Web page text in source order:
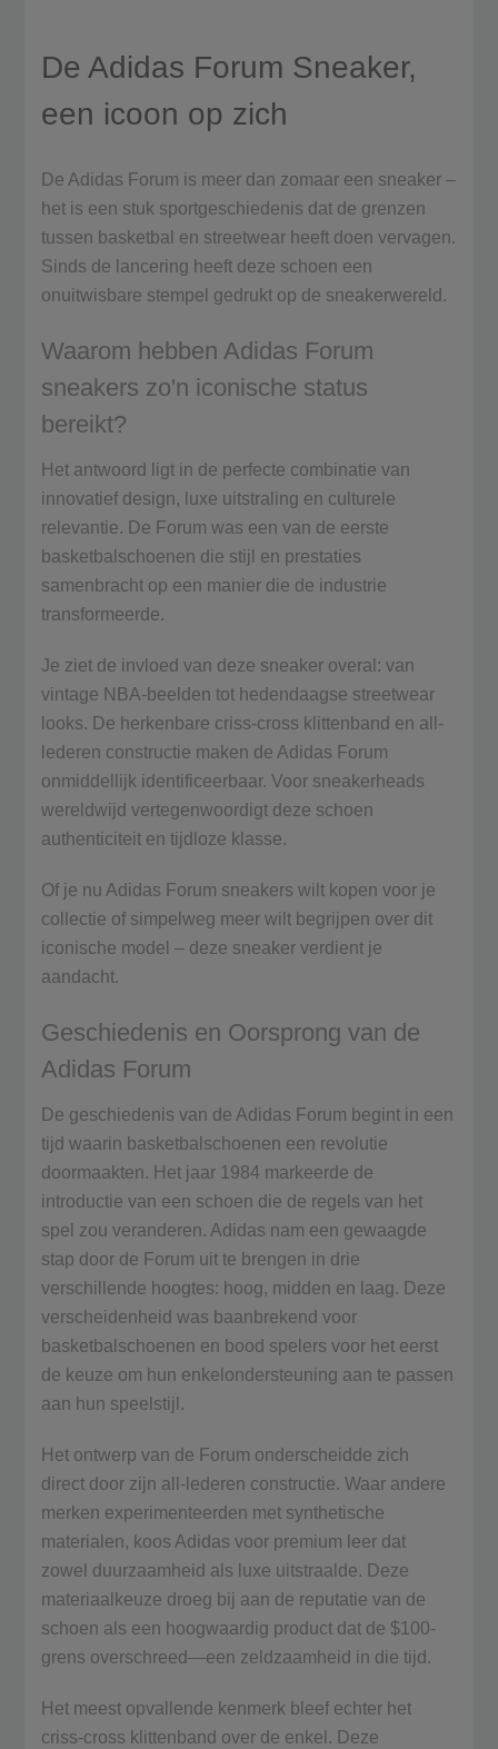
De Adidas Forum Sneaker,
een icoon op zich
De Adidas Forum is meer dan zomaar een sneaker –
het is een stuk sportgeschiedenis dat de grenzen
tussen basketbal en streetwear heeft doen vervagen.
Sinds de lancering heeft deze schoen een
onuitwisbare stempel gedrukt op de sneakerwereld.
Waarom hebben Adidas Forum
sneakers zo'n iconische status
bereikt?
Het antwoord ligt in de perfecte combinatie van
innovatief design, luxe uitstraling en culturele
relevantie. De Forum was een van de eerste
basketbalschoenen die stijl en prestaties
samenbracht op een manier die de industrie
transformeerde.
Je ziet de invloed van deze sneaker overal: van
vintage NBA-beelden tot hedendaagse streetwear
looks. De herkenbare criss-cross klittenband en all-
lederen constructie maken de Adidas Forum
onmiddellijk identificeerbaar. Voor sneakerheads
wereldwijd vertegenwoordigt deze schoen
authenticiteit en tijdloze klasse.
Of je nu Adidas Forum sneakers wilt kopen voor je
collectie of simpelweg meer wilt begrijpen over dit
iconische model – deze sneaker verdient je
aandacht.
Geschiedenis en Oorsprong van de
Adidas Forum
De geschiedenis van de Adidas Forum begint in een
tijd waarin basketbalschoenen een revolutie
doormaakten. Het jaar 1984 markeerde de
introductie van een schoen die de regels van het
spel zou veranderen. Adidas nam een gewaagde
stap door de Forum uit te brengen in drie
verschillende hoogtes: hoog, midden en laag. Deze
verscheidenheid was baanbrekend voor
basketbalschoenen en bood spelers voor het eerst
de keuze om hun enkelondersteuning aan te passen
aan hun speelstijl.
Het ontwerp van de Forum onderscheidde zich
direct door zijn all-lederen constructie. Waar andere
merken experimenteerden met synthetische
materialen, koos Adidas voor premium leer dat
zowel duurzaamheid als luxe uitstraalde. Deze
materiaalkeuze droeg bij aan de reputatie van de
schoen als een hoogwaardig product dat de $100-
grens overschreed—een zeldzaamheid in die tijd.
Het meest opvallende kenmerk bleef echter het
criss-cross klittenband over de enkel. Deze